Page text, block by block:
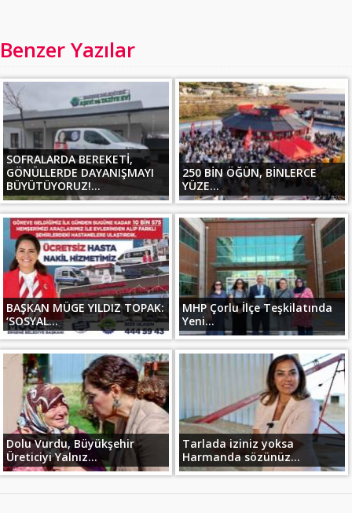
Benzer Yazılar
SOFRALARDA BEREKETİ,
GÖNÜLLERDE DAYANIŞMAYI
BÜYÜTÜYORUZ!...
250 BİN ÖĞÜN, BİNLERCE
YÜZE...
BAŞKAN MÜGE YILDIZ TOPAK:
‘SOSYAL...
MHP Çorlu İlçe Teşkilatında
Yeni...
Dolu Vurdu, Büyükşehir
Üreticiyi Yalnız...
Tarlada iziniz yoksa
Harmanda sözünüz...